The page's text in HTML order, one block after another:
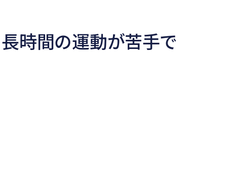
時間の運動が苦手で